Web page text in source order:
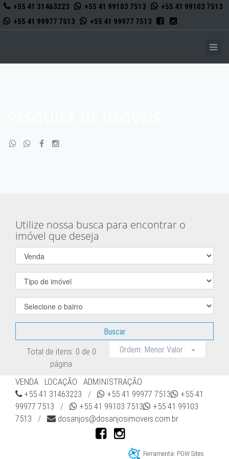
+55 41 31463223 +55 41 99103 7513
+55 41 99103 7513
+55 41 99977 7513
+55 41 99977 7513
Utilize nossa busca para encontrar o
imóvel que deseja
Buscar
Total de itens: 0 de 0
página
Ordem: Menor Valor
VENDA LOCAÇÃO
ADMINISTRAÇÃO
+55 41 31463223 / +55 41 99977 7513
+55 41
99977 7513 / +55 41 99103 7513
+55 41 99103
7513 / dosanjos@dosanjosimoveis.com.br
Ferramenta: POW Sites